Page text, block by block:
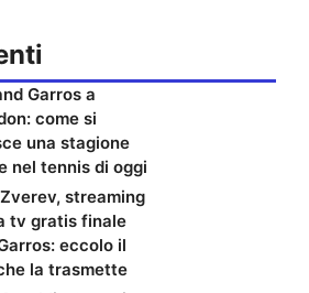
Garros a
come si
una stagione
nel tennis di oggi
streaming
tv gratis finale
eccolo il
la trasmette